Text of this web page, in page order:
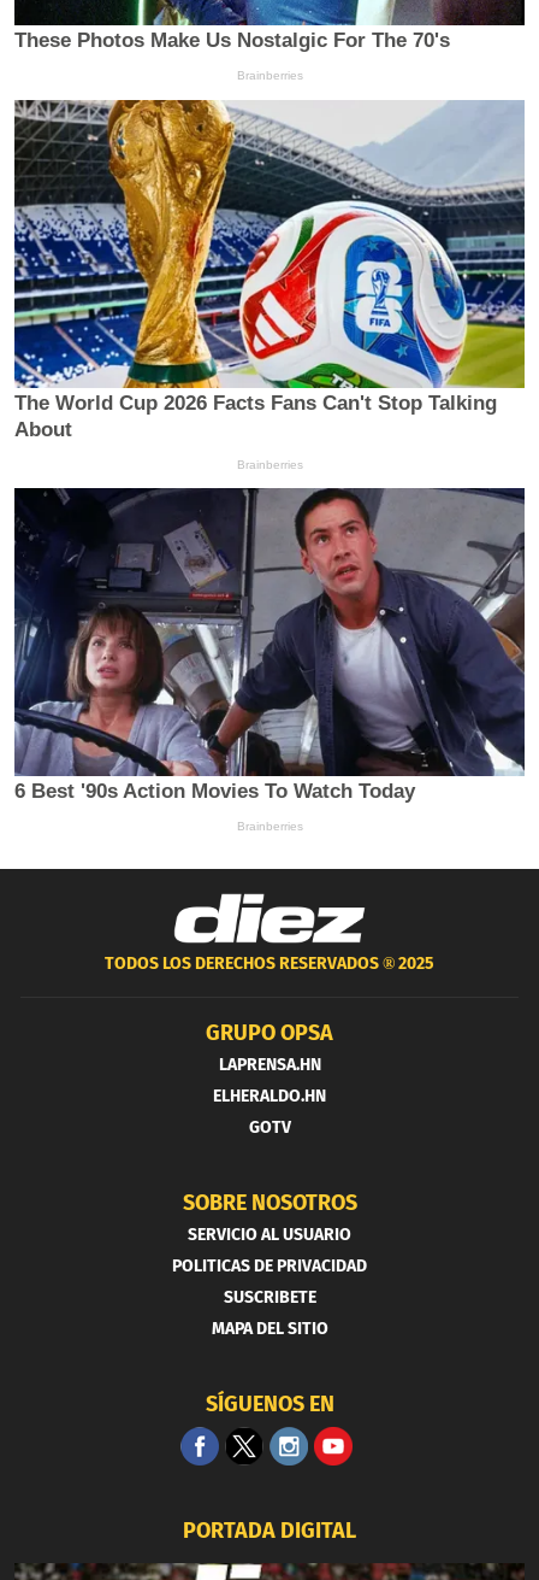
TODOS LOS DERECHOS RESERVADOS ®2025
GRUPO OPSA
LAPRENSA.HN
ELHERALDO.HN
GOTV
SOBRE NOSOTROS
SERVICIO AL USUARIO
POLITICAS DE PRIVACIDAD
SUSCRIBETE
MAPA DEL SITIO
SÍGUENOS EN
PORTADA DIGITAL